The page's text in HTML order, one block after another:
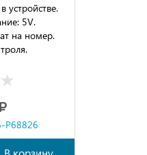
устройстве.
5V.
на номер.
P68826